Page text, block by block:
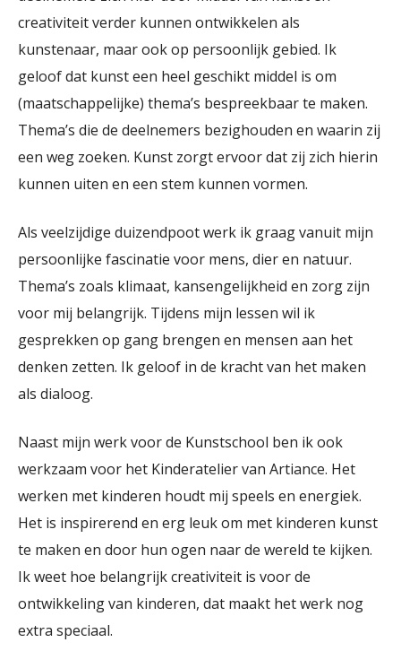
creativiteit verder kunnen ontwikkelen als
kunstenaar, maar ook op persoonlijk gebied. Ik
geloof dat kunst een heel geschikt middel is om
(maatschappelijke) thema’s bespreekbaar te maken.
Thema’s die de deelnemers bezighouden en waarin zij
een weg zoeken. Kunst zorgt ervoor dat zij zich hierin
kunnen uiten en een stem kunnen vormen.
Als veelzijdige duizendpoot werk ik graag vanuit mijn
persoonlijke fascinatie voor mens, dier en natuur.
Thema’s zoals klimaat, kansengelijkheid en zorg zijn
voor mij belangrijk. Tijdens mijn lessen wil ik
gesprekken op gang brengen en mensen aan het
denken zetten. Ik geloof in de kracht van het maken
als dialoog.
Naast mijn werk voor de Kunstschool ben ik ook
werkzaam voor het Kinderatelier van Artiance. Het
werken met kinderen houdt mij speels en energiek.
Het is inspirerend en erg leuk om met kinderen kunst
te maken en door hun ogen naar de wereld te kijken.
Ik weet hoe belangrijk creativiteit is voor de
ontwikkeling van kinderen, dat maakt het werk nog
extra speciaal.